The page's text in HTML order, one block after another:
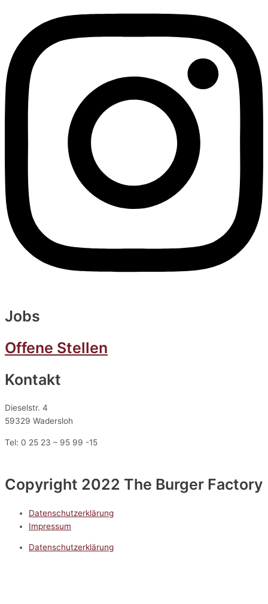
Jobs
Offene Stellen
Kontakt
Dieselstr. 4
59329 Wadersloh
Tel: 0 25 23 – 95 99 -15
Copyright 2022 The Burger Factory
Datenschutzerklärung
Impressum
Datenschutzerklärung